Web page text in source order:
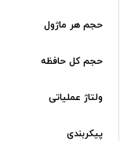
حجم هر ماژول
حجم کل حافظه
ولتاژ عملیاتی
پیکربندی